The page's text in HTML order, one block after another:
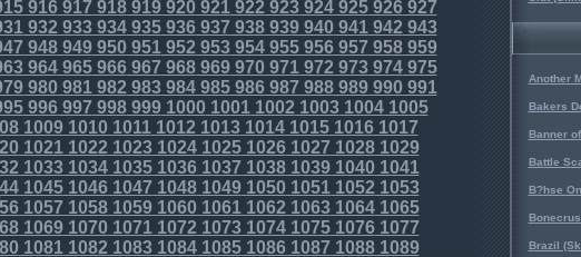
916917 918919920921922 923924925926927
932 933934935936937 938939940941942 943
948949950951952 953954955956957 958959
964965966967 968969970971972 973974975
980981982 983984985986987 988989990991
996997 998999100010011002 100310041005
1009101010111012 10131014101510161017
10211022 10231024102510261027 10281029
10331034103510361037 1038103910401041
104510461047 10481049105010511052 1053
1057 10581059106010611062 106310641065
1069107010711072 10731074107510761077
10811082 10831084108510861087 10881089
Another
Bakers
Banner
Battle
B?hse
Brazil